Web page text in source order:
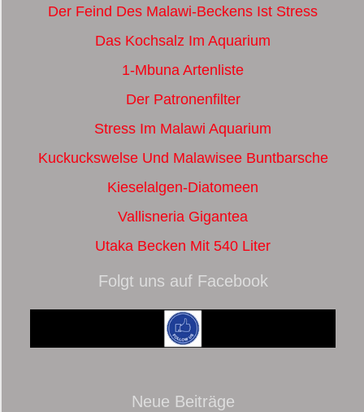
Der Feind Des Malawi-Beckens Ist Stress
Das Kochsalz Im Aquarium
1-Mbuna Artenliste
Der Patronenfilter
Stress Im Malawi Aquarium
Kuckuckswelse Und Malawisee Buntbarsche
Kieselalgen-Diatomeen
Vallisneria Gigantea
Utaka Becken Mit 540 Liter
Folgt uns auf Facebook
Neue Beiträge